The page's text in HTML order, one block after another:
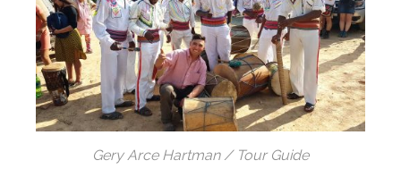
Gery Arce Hartman / Tour Guide